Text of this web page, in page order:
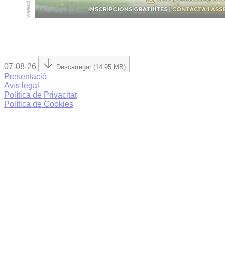
07-08-26 Descarregar (14.95 MB)
Presentació
Avís legal
Política de Privacitat
Política de Cookies